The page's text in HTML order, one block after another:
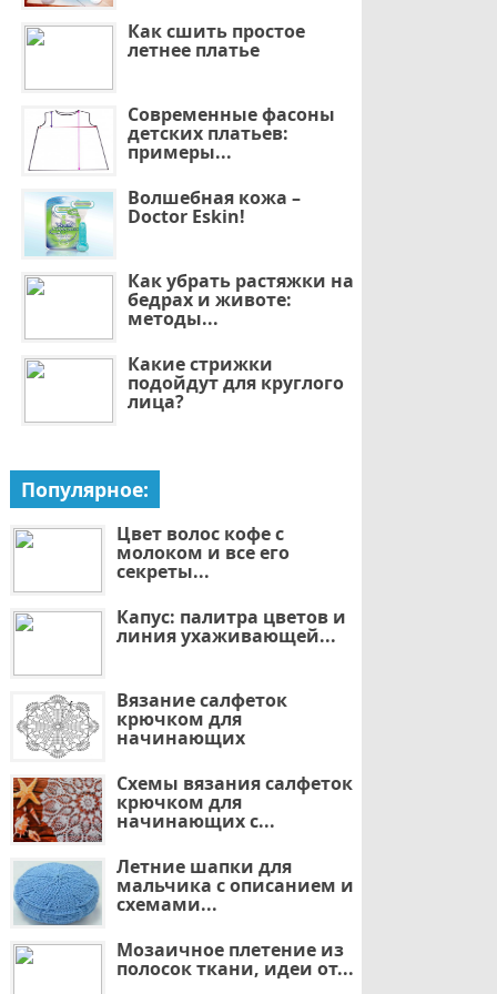
Как сшить простое
летнее платье
Современные фасоны
детских платьев:
примеры...
Волшебная кожа –
Doctor Eskin!
Как убрать растяжки на
бедрах и животе:
методы...
Какие стрижки
подойдут для круглого
лица?
Популярное:
Цвет волос кофе с
молоком и все его
секреты...
Капус: палитра цветов и
линия ухаживающей...
Вязание салфеток
крючком для
начинающих
Схемы вязания салфеток
крючком для
начинающих с...
Летние шапки для
мальчика с описанием и
схемами...
Мозаичное плетение из
полосок ткани, идеи от...